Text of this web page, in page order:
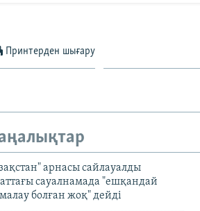
Принтерден шығару
арнасы сайлауалды
сауалнамада "ешқандай
болған жоқ" дейді